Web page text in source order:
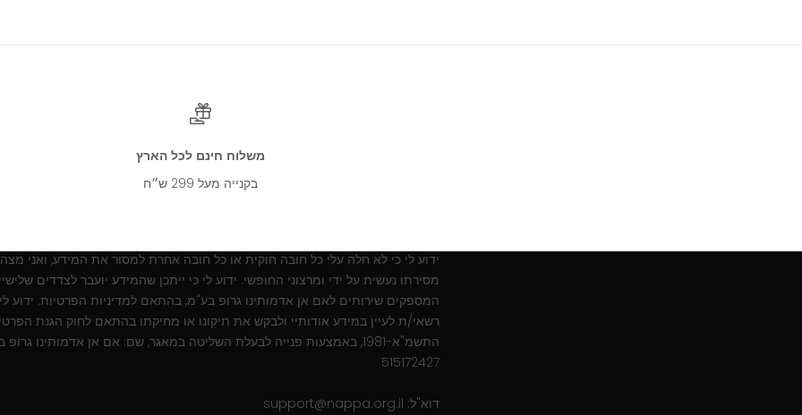
משלוח חינם לכל הארץ
בקנייה מעל 299 ש״ח
בואו להיות חברים שלנו!
הירשמו לניוזלטר וקבלו הטבות, וגם
ידוע לי כי לא חלה עלי כל חובה חוקית או כל חובה אחרת למסור את המידע, ואני
מסירתו נעשית על ידי ומרצוני החופשי. ידוע לי כי ייתכן שהמידע יועבר לצדדים
המספקים שירותים לאם אן אדמותינו גרופ בע"מ, בהתאם למדיניות הפרטיות. ידוע לי
רשאי/ת לעיין במידע אודותיי ולבקש את תיקונו או מחיקתו בהתאם לחוק הגנת
התשמ"א-1981, באמצעות פנייה לבעלת השליטה במאגר, שם: אם אן אדמותינו
515172427
דוא"ל: support@nappa.org.il